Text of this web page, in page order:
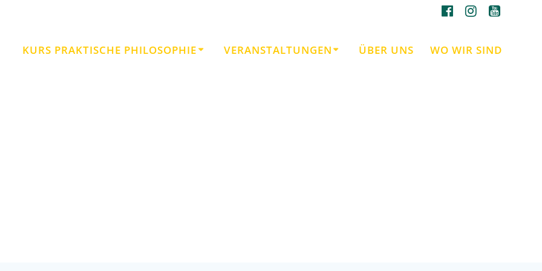
KURS PRAKTISCHE PHILOSOPHIE VERANSTALTUNGEN ÜBER UNS WO WIR SIND